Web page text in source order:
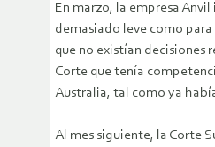
En marzo, la empresa
demasiado leve como
que no existían decisiones
Corte que tenía
Australia, tal como ya
Al mes siguiente, la Corte